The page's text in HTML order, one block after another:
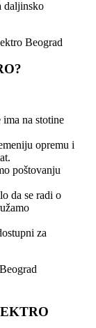
daljinsko
ima na stotine
opremu i
poštovanju
da se radi o
za